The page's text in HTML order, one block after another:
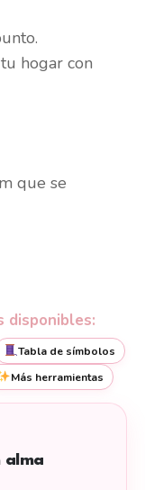
hogar con
que se
disponibles:
Tabla de símbolos
Más herramientas
alma